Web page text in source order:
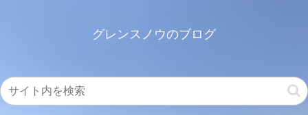
グレンスノウのブログ